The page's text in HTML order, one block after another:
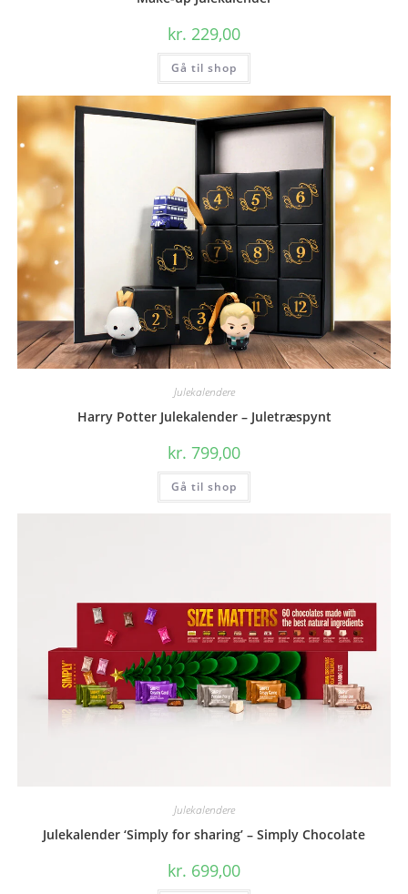
kr. 229,00
Gå til shop
Julekalendere
Harry Potter Julekalender – Juletræspynt
kr. 799,00
Gå til shop
Julekalendere
Julekalender ‘Simply for sharing’ – Simply Chocolate
kr. 699,00